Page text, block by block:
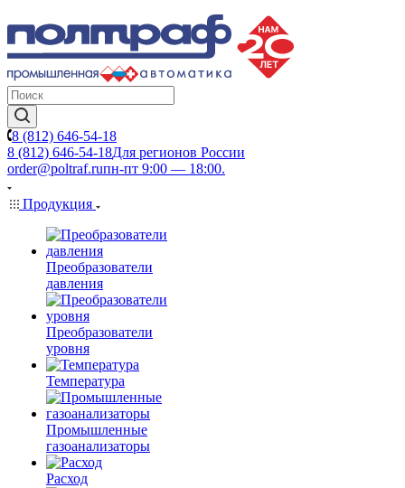
8 (812) 646-54-18
8 (812) 646-54-18Для регионов России
order@poltraf.ruпн-пт 9:00 — 18:00.
Продукция
Преобразователи
давления
Преобразователи
уровня
Температура
Промышленные
газоанализаторы
Расход